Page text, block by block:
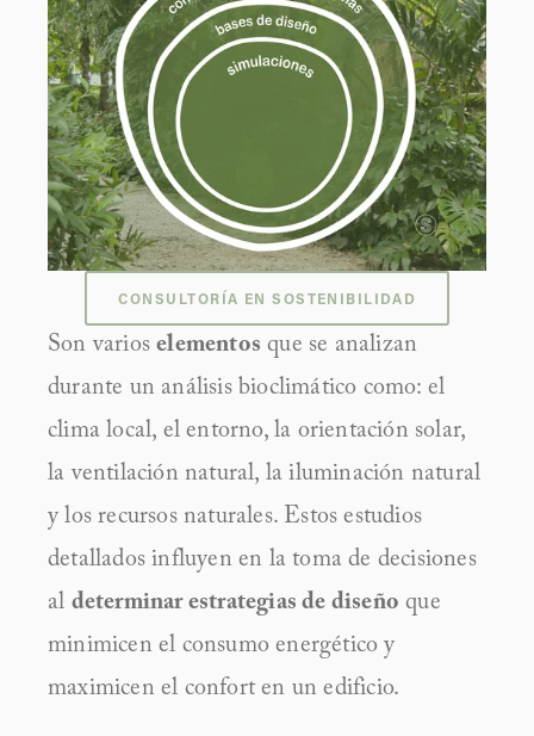
CONSULTORÍA EN SOSTENIBILIDAD
Son varios elementos que se analizan
durante un análisis bioclimático como: el
clima local, el entorno, la orientación solar,
la ventilación natural, la iluminación natural
y los recursos naturales. Estos estudios
detallados influyen en la toma de decisiones
al determinar estrategias de diseño que
minimicen el consumo energético y
maximicen el confort en un edificio.